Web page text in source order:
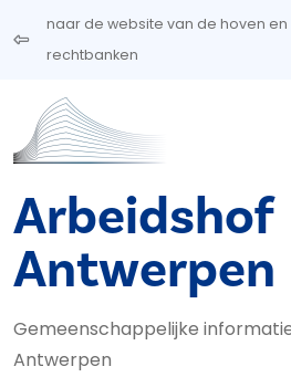
Overslaan en naar de inhoud gaan
naar de website van de hoven en
rechtbanken
Arbeidshof
Antwerpen
Gemeenschappelijke
Antwerpen